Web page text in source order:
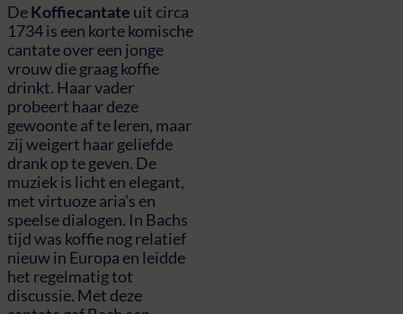
DeKoffiecantate uit circa
1734 is een korte komische
cantate over een jonge
vrouw die graag koffie
drinkt. Haar vader
probeert haar deze
gewoonte af te leren, maar
zij weigert haar geliefde
drank op te geven. De
muziek is licht en elegant,
met virtuoze aria’s en
speelse dialogen. In Bachs
tijd was koffie nog relatief
nieuw in Europa en leidde
het regelmatig tot
discussie. Met deze